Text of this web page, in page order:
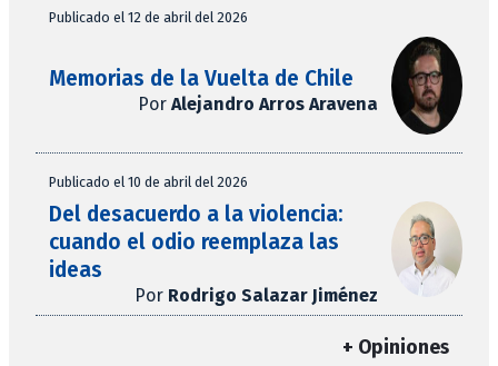
Publicado el 12 de abril del 2026
Memorias de la Vuelta de Chile
Por Alejandro Arros Aravena
Publicado el 10 de abril del 2026
Del desacuerdo a la violencia:
cuando el odio reemplaza las
ideas
Por Rodrigo Salazar Jiménez
+ Opiniones